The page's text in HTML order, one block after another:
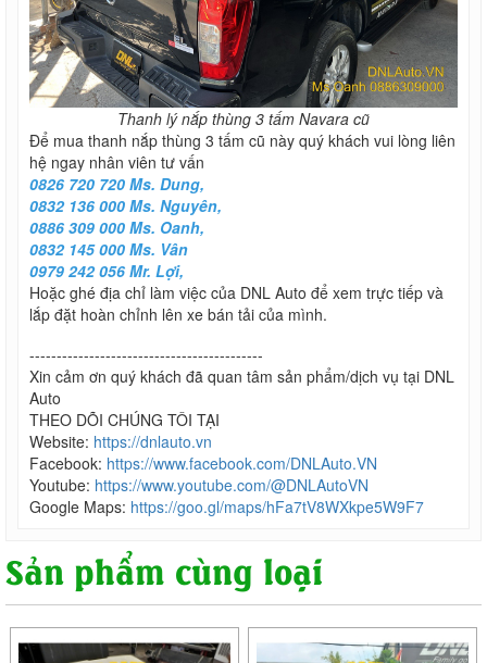
Thanh lý nắp thùng 3 tấm Navara cũ
Để mua thanh nắp thùng 3 tấm cũ này quý khách vui lòng liên
hệ ngay nhân viên tư vấn
0826 720 720 Ms. Dung,
0832 136 000 Ms. Nguyên,
0886 309 000 Ms. Oanh,
0832 145 000 Ms. Vân
0979 242 056 Mr. Lợi,
Hoặc ghé địa chỉ làm việc của DNL Auto để xem trực tiếp và
lắp đặt hoàn chỉnh lên xe bán tải của mình.
-------------------------------------------
Xin cảm ơn quý khách đã quan tâm sản phẩm/dịch vụ tại DNL
Auto
THEO DÕI CHÚNG TÔI TẠI
Website: https://dnlauto.vn
Facebook: https://www.facebook.com/DNLAuto.VN
Youtube: https://www.youtube.com/@DNLAutoVN
Google Maps: https://goo.gl/maps/hFa7tV8WXkpe5W9F7
Sản phẩm cùng loại